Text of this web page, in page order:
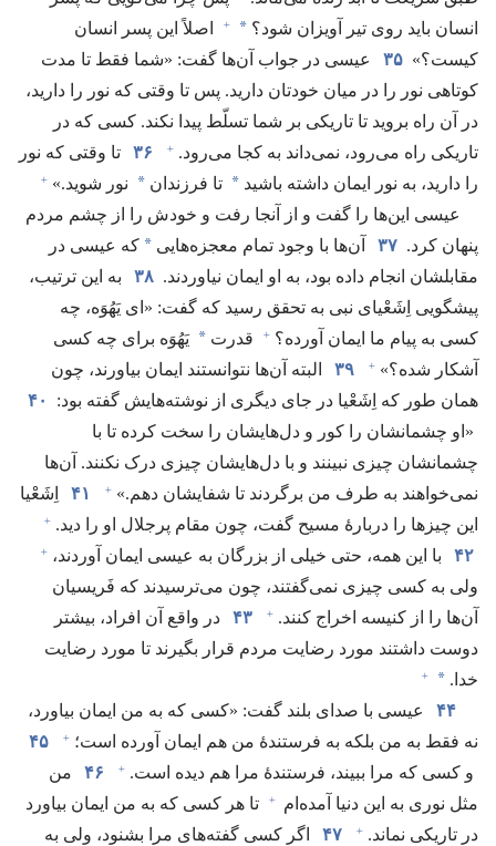
انسان باید روی تیر آویزان شود؟‏ *
+
اصلاً این پسر انسان
کیست؟‏» ۳۵
عیسی در جواب آن‌ها گفت:‏ «شما فقط تا مدت
کوتاهی نور را در میان خودتان دارید.‏ پس تا وقتی که نور را دارید،‏
در آن راه بروید تا تاریکی بر شما تسلّط پیدا نکند.‏ کسی که در
تاریکی راه می‌رود،‏ نمی‌داند به کجا می‌رود.‏ + ۳۶
تا وقتی که نور
را دارید،‏ به نور ایمان داشته باشید * تا فرزندان * نور شوید.‏»‏ +
عیسی این‌ها را گفت و از آنجا رفت و خودش را از چشم مردم
پنهان کرد.‏ ۳۷ آن‌ها با وجود تمام معجزه‌هایی * که عیسی در
مقابلشان انجام داده بود،‏ به او ایمان نیاوردند.‏ ۳۸
به این ترتیب،‏
پیشگویی اِشَعْیای نبی به تحقق رسید که گفت:‏ «ای یَهُوَه،‏ چه
کسی به پیام ما ایمان آورده؟‏ + قدرت * یَهُوَه برای چه کسی
آشکار شده؟‏»‏ + ۳۹
البته آن‌ها نتوانستند ایمان بیاورند،‏ چون
همان طور که اِشَعْیا در جای دیگری از نوشته‌هایش گفته بود:‏
۴۰
‏«او چشمانشان را کور و دل‌هایشان را سخت کرده تا با
چشمانشان چیزی نبینند و با دل‌هایشان چیزی درک نکنند.‏ آن‌ها
نمی‌خواهند به طرف من برگردند تا شفایشان دهم.‏»‏ + ۴۱
اِشَعْیا
این چیزها را دربارهٔ مسیح گفت،‏ چون مقام پرجلال او را دید.‏ +
۴۲ با این همه،‏ حتی خیلی از بزرگان به عیسی ایمان آوردند،‏ +
ولی به کسی چیزی نمی‌گفتند،‏ چون می‌ترسیدند که فَریسیان
آن‌ها را از کنیسه اخراج کنند.‏ + ۴۳
در واقع آن افراد،‏ بیشتر
دوست داشتند مورد رضایت مردم قرار بگیرند تا مورد رضایت
خدا.‏ *
+
۴۴
عیسی با صدای بلند گفت:‏ «کسی که به من ایمان بیاورد،‏
نه فقط به من بلکه به فرستندهٔ من هم ایمان آورده است؛‏ +
۴۵
و کسی که مرا ببیند،‏ فرستندهٔ مرا هم دیده است.‏ + ۴۶
من
مثل نوری به این دنیا آمده‌ام
+
تا هر کسی که به من ایمان بیاورد
در تاریکی نماند.‏ + ۴۷
اگر کسی گفته‌های مرا بشنود،‏ ولی به